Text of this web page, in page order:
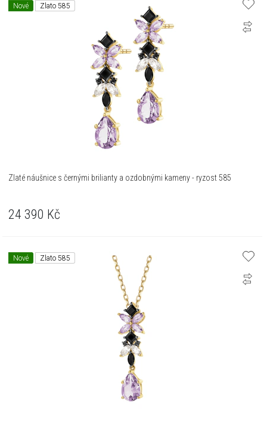
Nové Zlato 585
Zlaté náušnice s černými brilianty a ozdobnými kameny - ryzost 585
24 390 Kč
Nové Zlato 585